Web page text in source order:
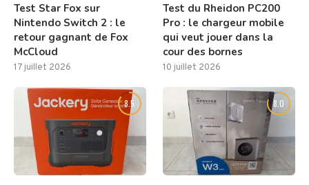
Test Star Fox sur
Nintendo Switch 2 : le
retour gagnant de Fox
McCloud
17 juillet 2026
Test du Rheidon PC200
Pro : le chargeur mobile
qui veut jouer dans la
cour des bornes
10 juillet 2026
8.5 8.0